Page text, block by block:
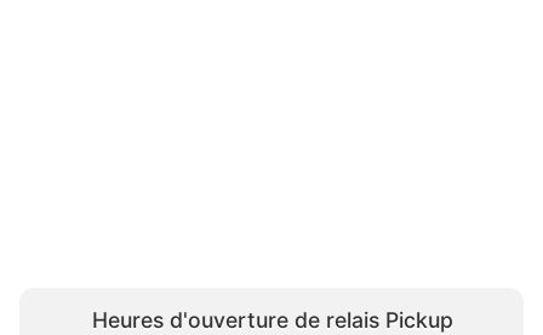
Heures d'ouverture de relais Pickup